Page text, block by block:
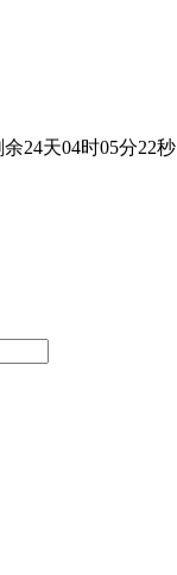
24天04时05分22秒